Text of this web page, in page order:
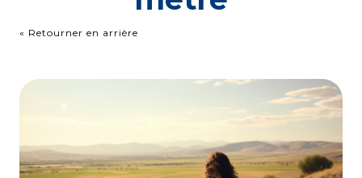
« Retourner en arrière